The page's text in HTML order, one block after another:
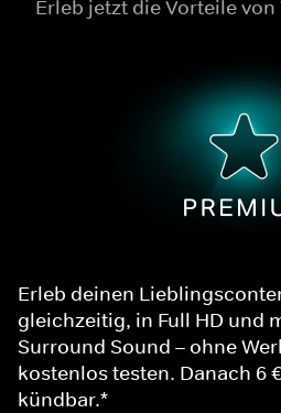
Erleb jetzt die Vorteile von
Erleb deinen
gleichzeitig, in Full HD und
Surround Sound – ohne
kostenlos testen. Danach 6
kündbar.*